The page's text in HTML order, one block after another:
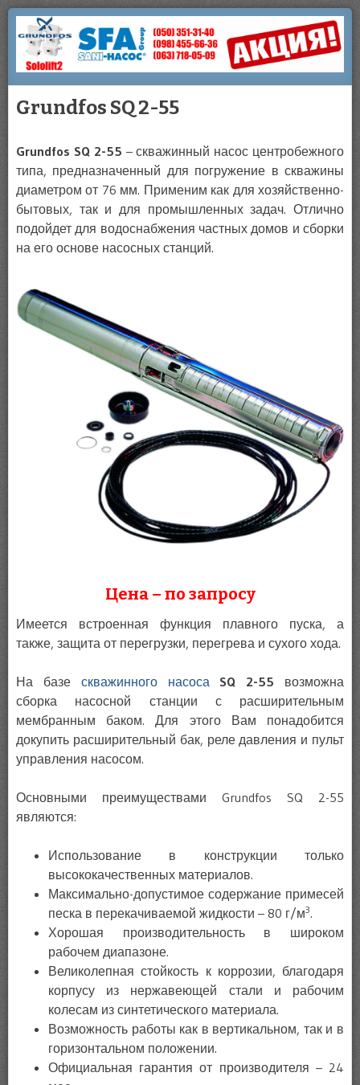
НАСОСЫ
SOLOLIFT
В
КИЕВЕ
Купить
Сололифт
Grundfos SQ 2-55
Grundfos SQ 2-55 – скважинный насос центробежного
типа, предназначенный для погружение в скважины
диаметром от 76 мм. Применим как для хозяйственно-
бытовых, так и для промышленных задач. Отлично
подойдет для водоснабжения частных домов и сборки
на его основе насосных станций.
Цена – по запросу
Имеется встроенная функция плавного пуска, а
также, защита от перегрузки, перегрева и сухого хода.
На базе скважинного насоса SQ 2-55 возможна
сборка насосной станции с расширительным
мембранным баком. Для этого Вам понадобится
докупить расширительный бак, реле давления и пульт
управления насосом.
Основными преимуществами Grundfos SQ 2-55
являются:
Использование в конструкции только
высококачественных материалов.
Максимально-допустимое содержание примесей
песка в перекачиваемой жидкости – 80 г/м3.
Хорошая производительность в широком
рабочем диапазоне.
Великолепная стойкость к коррозии, благодаря
корпусу из нержавеющей стали и рабочим
колесам из синтетического материала.
Возможность работы как в вертикальном, так и в
горизонтальном положении.
Официальная гарантия от производителя – 24